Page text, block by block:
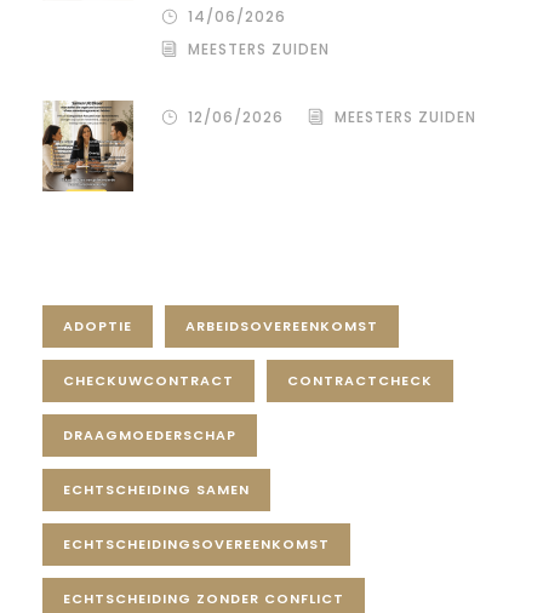
14/06/2026
MEESTERS ZUIDEN
12/06/2026 MEESTERS ZUIDEN
ADOPTIE ARBEIDSOVEREENKOMST
CHECKUWCONTRACT CONTRACTCHECK
DRAAGMOEDERSCHAP
ECHTSCHEIDING SAMEN
ECHTSCHEIDINGSOVEREENKOMST
ECHTSCHEIDING ZONDER CONFLICT